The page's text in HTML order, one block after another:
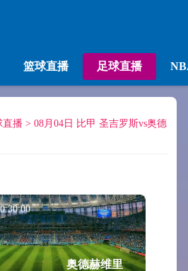
篮球直播 足球直播
直播 > 08月04日 比甲 圣吉罗斯vs奥德
奥德赫维里